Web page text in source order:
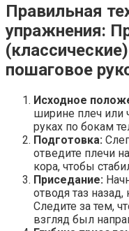
Правильная
упражнения:
пошаговое
Исходное
ширине плеч или
руках по бокам
Подготовка:
отведите плечи
кора, чтобы
Приседание:
отводя таз назад,
Следите за тем,
взгляд был